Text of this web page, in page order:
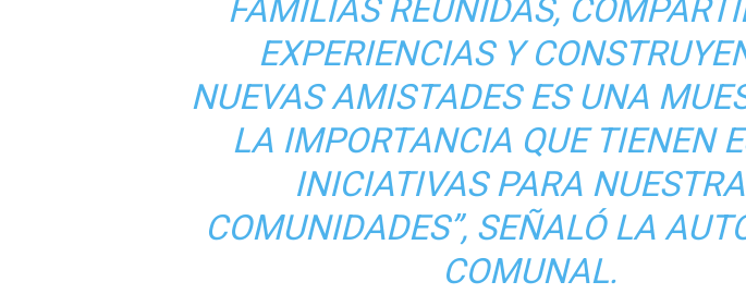
FAMILIAS REUNIDAS,
EXPERIENCIAS Y
NUEVAS AMISTADES ES UNA
LA IMPORTANCIA QUE TIENEN
INICIATIVAS PARA
COMUNIDADES”, SEÑALÓ LA
COMUNAL.